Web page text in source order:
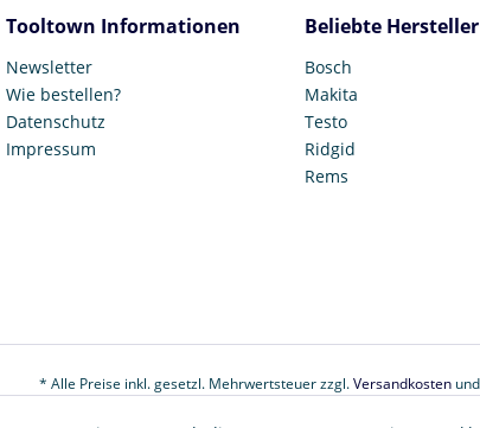
Tooltown Informationen
Newsletter
Wie bestellen?
Datenschutz
Impressum
Beliebte Hersteller
Bosch
Makita
Testo
Ridgid
Rems
* Alle Preise inkl. gesetzl. Mehrwertsteuer zzgl.Versandkostenund